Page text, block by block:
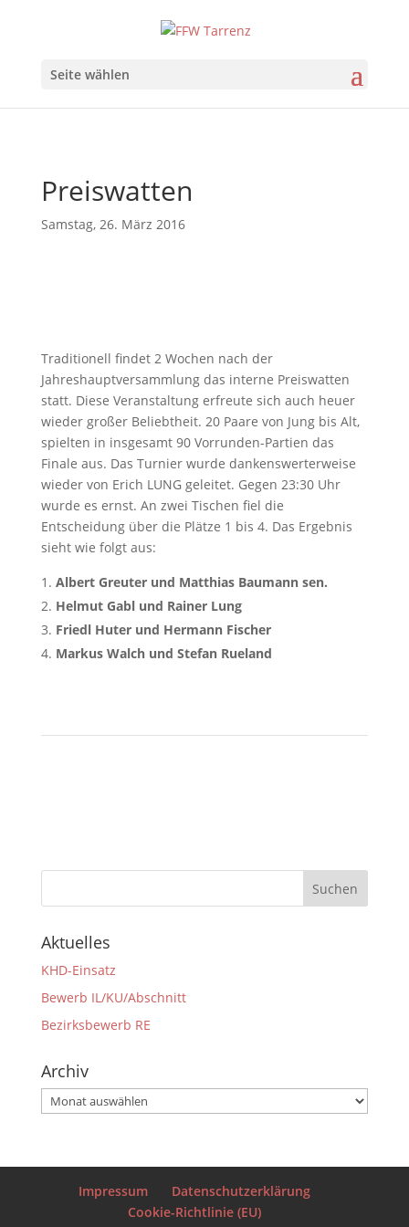
Seite wählen
Preiswatten
Samstag, 26. März 2016
Traditionell findet 2 Wochen nach der
Jahreshauptversammlung das interne Preiswatten
statt. Diese Veranstaltung erfreute sich auch heuer
wieder großer Beliebtheit. 20 Paare von Jung bis Alt,
spielten in insgesamt 90 Vorrunden-Partien das
Finale aus. Das Turnier wurde dankenswerterweise
wieder von Erich LUNG geleitet. Gegen 23:30 Uhr
wurde es ernst. An zwei Tischen fiel die
Entscheidung über die Plätze 1 bis 4. Das Ergebnis
sieht wie folgt aus:
Albert Greuter und Matthias Baumann sen.
Helmut Gabl und Rainer Lung
Friedl Huter und Hermann Fischer
Markus Walch und Stefan Rueland
Aktuelles
KHD-Einsatz
Bewerb IL/KU/Abschnitt
Bezirksbewerb RE
Archiv
Impressum
Datenschutzerklärung
Cookie-Richtlinie (EU)